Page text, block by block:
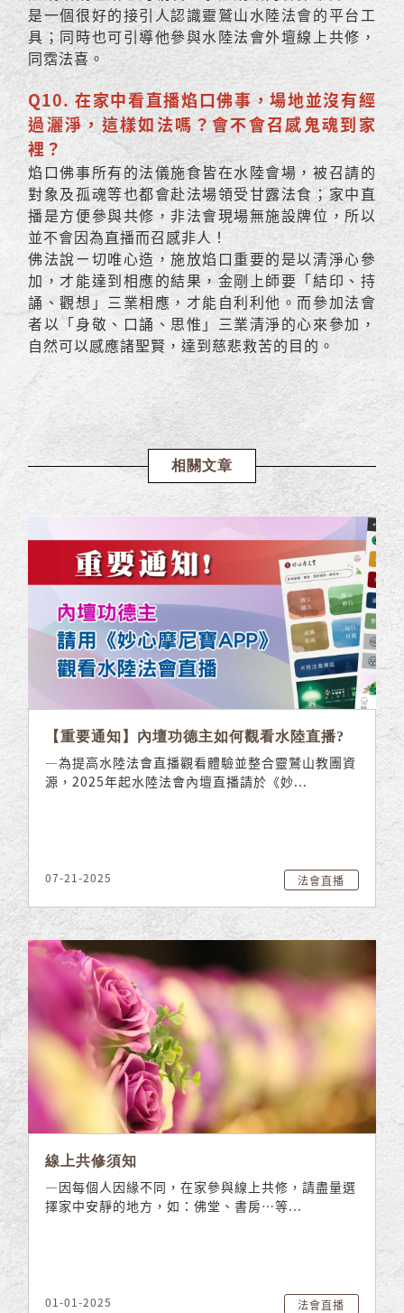
是一個很好的接引人認識靈鷲山水陸法會的平台工
具；同時也可引導他參與水陸法會外壇線上共修，
同霑法喜。
Q10. 在家中看直播焰口佛事，場地並沒有經
過灑淨，這樣如法嗎？會不會召感鬼魂到家
裡？
焰口佛事所有的法儀施食皆在水陸會場，被召請的
對象及孤魂等也都會赴法場領受甘露法食；家中直
播是方便參與共修，非法會現場無施設牌位，所以
並不會因為直播而召感非人！
佛法說ㄧ切唯心造，施放焰口重要的是以清淨心參
加，才能達到相應的結果，金剛上師要「結印、持
誦、觀想」三業相應，才能自利利他。而參加法會
者以「身敬、口誦、思惟」三業清淨的心來參加，
自然可以感應諸聖賢，達到慈悲救苦的目的。
相關文章
【重要通知】內壇功德主如何觀看水陸直播?
—為提高水陸法會直播觀看體驗並整合靈鷲山教團資
源，2025年起水陸法會內壇直播請於《妙...
07-21-2025 法會直播
線上共修須知
—因每個人因緣不同，在家參與線上共修，請盡量選
擇家中安靜的地方，如：佛堂、書房…等...
01-01-2025 法會直播